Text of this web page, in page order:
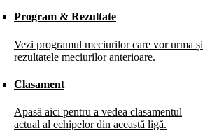
Program & Rezultate
Vezi programul meciurilor care vor urma și
rezultatele meciurilor anterioare.
Clasament
Apasă aici pentru a vedea clasamentul
actual al echipelor din această ligă.